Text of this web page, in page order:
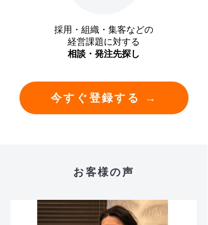
採用・組織・集客などの
経営課題に対する
相談・発注先探し
今すぐ登録する →
お客様の声